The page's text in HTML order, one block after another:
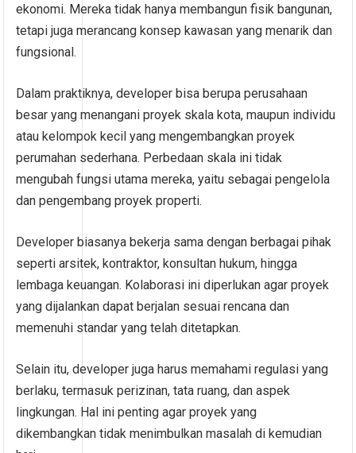
ekonomi. Mereka tidak hanya membangun fisik bangunan,
tetapi juga merancang konsep kawasan yang menarik dan
fungsional.
Dalam praktiknya, developer bisa berupa perusahaan
besar yang menangani proyek skala kota, maupun individu
atau kelompok kecil yang mengembangkan proyek
perumahan sederhana. Perbedaan skala ini tidak
mengubah fungsi utama mereka, yaitu sebagai pengelola
dan pengembang proyek properti.
Developer biasanya bekerja sama dengan berbagai pihak
seperti arsitek, kontraktor, konsultan hukum, hingga
lembaga keuangan. Kolaborasi ini diperlukan agar proyek
yang dijalankan dapat berjalan sesuai rencana dan
memenuhi standar yang telah ditetapkan.
Selain itu, developer juga harus memahami regulasi yang
berlaku, termasuk perizinan, tata ruang, dan aspek
lingkungan. Hal ini penting agar proyek yang
dikembangkan tidak menimbulkan masalah di kemudian